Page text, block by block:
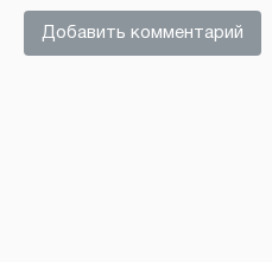
Добавить комментарий